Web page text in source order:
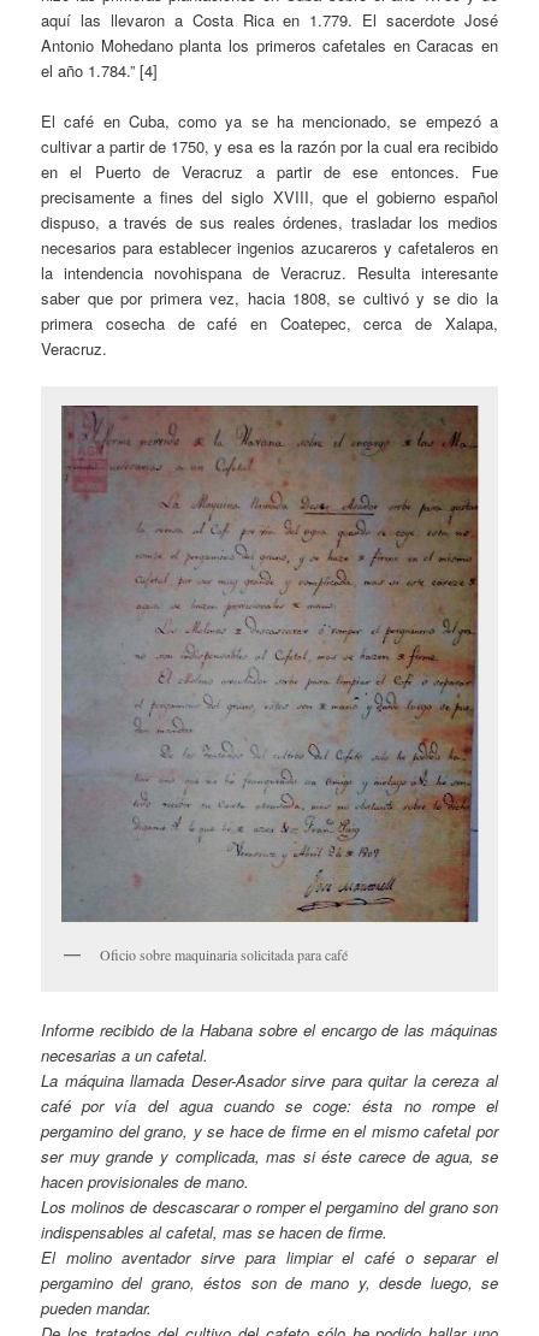
aquí las llevaron a Costa Rica en 1.779. El sacerdote José
Antonio Mohedano planta los primeros cafetales en Caracas en
el año 1.784.” [4]
El café en Cuba, como ya se ha mencionado, se empezó a
cultivar a partir de 1750, y esa es la razón por la cual era recibido
en el Puerto de Veracruz a partir de ese entonces. Fue
precisamente a fines del siglo XVIII, que el gobierno español
dispuso, a través de sus reales órdenes, trasladar los medios
necesarios para establecer ingenios azucareros y cafetaleros en
la intendencia novohispana de Veracruz. Resulta interesante
saber que por primera vez, hacia 1808, se cultivó y se dio la
primera cosecha de café en Coatepec, cerca de Xalapa,
Veracruz.
Oficio sobre maquinaria solicitada para café
Informe recibido de la Habana sobre el encargo de las máquinas
necesarias a un cafetal.
La máquina llamada Deser-Asador sirve para quitar la cereza al
café por vía del agua cuando se coge: ésta no rompe el
pergamino del grano, y se hace de firme en el mismo cafetal por
ser muy grande y complicada, mas si éste carece de agua, se
hacen provisionales de mano.
Los molinos de descascarar o romper el pergamino del grano son
indispensables al cafetal, mas se hacen de firme.
El molino aventador sirve para limpiar el café o separar el
pergamino del grano, éstos son de mano y, desde luego, se
pueden mandar.